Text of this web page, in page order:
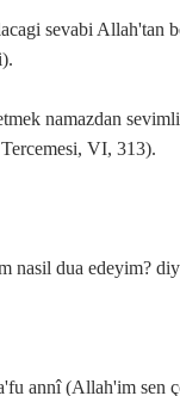
sevabi Allah'tan
namazdan
VI, 313).
nasil dua edeyim?
annî (Allah'im sen